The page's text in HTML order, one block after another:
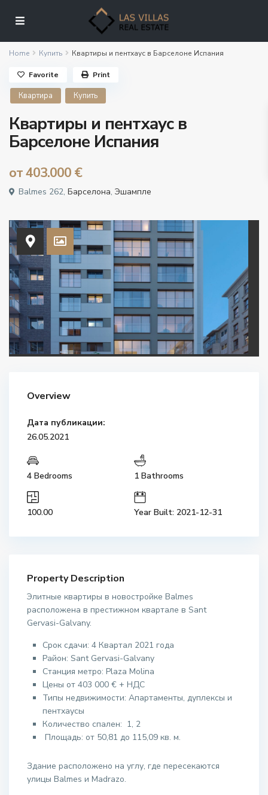
Home Купить Квартиры и пентхаус в Барселоне Испания
Квартира Купить
Квартиры и пентхаус в
Барселоне Испания
от403.000 €
Balmes 262,Барселона,Эшампле
Favorite Print
Overview
Дата публикации:
26.05.2021
4 Bedrooms 1 Bathrooms
100.00 Year Built: 2021-12-31
Property Description
Элитные квартиры в новостройке Balmes
расположена в престижном квартале в Sant
Gervasi-Galvany.
Срок сдачи: 4 Квартал 2021 года
Район:Sant Gervasi-Galvany
Станция метро: Plaza Molina
Цены от403 000 € + НДС
Типы недвижимости: Апартаменты, дуплексы и
пентхаусы
Количество спален: 1, 2
Площадь: от 50,81 до 115,09 кв. м.
Здание расположено на углу, где пересекаются
улицы Balmes и Madrazo.